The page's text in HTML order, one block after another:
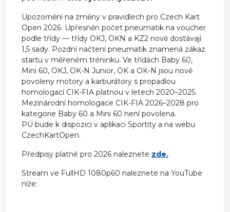
Upozornění na změny v pravidlech pro Czech Kart
Open 2026. Upřesněn počet pneumatik na voucher
podle třídy — třídy OKJ, OKN a KZ2 nově dostávají
1,5 sady. Pozdní načtení pneumatik znamená zákaz
startu v měřeném tréninku. Ve třídách Baby 60,
Mini 60, OKJ, OK-N Junior, OK a OK-N jsou nově
povoleny motory a karburátory s propadlou
homologací CIK-FIA platnou v letech 2020–2025.
Mezinárodní homologace CIK-FIA 2026–2028 pro
kategorie Baby 60 a Mini 60 není povolena.
PÚ bude k dispozici v aplikaci Sportity a na webu
CzechKartOpen.
Předpisy platné pro 2026 naleznete zde.
Stream ve FullHD 1080p60 naleznete na YouTube
níže: